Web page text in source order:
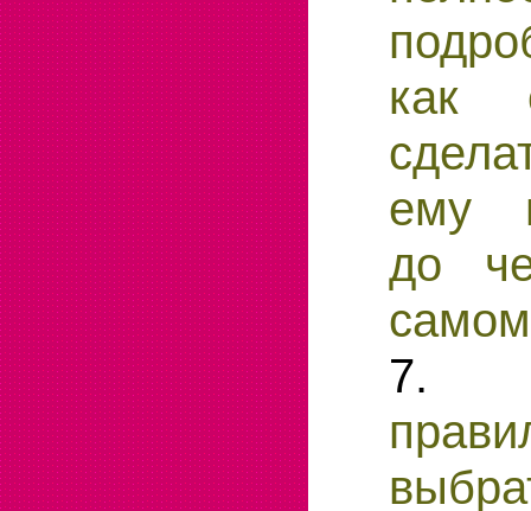
как
ему
до
7.